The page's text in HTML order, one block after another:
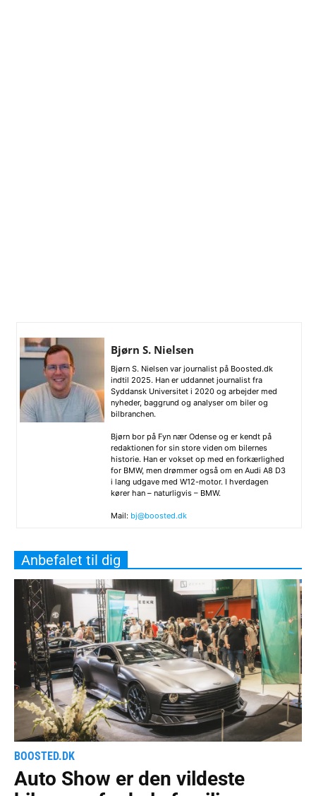
Bjørn S. Nielsen
Bjørn S. Nielsen var journalist på Boosted.dk
indtil 2025. Han er uddannet journalist fra
Syddansk Universitet i 2020 og arbejder med
nyheder, baggrund og analyser om biler og
bilbranchen.
Bjørn bor på Fyn nær Odense og er kendt på
redaktionen for sin store viden om bilernes
historie. Han er vokset op med en forkærlighed
for BMW, men drømmer også om en Audi A8 D3
i lang udgave med W12-motor. I hverdagen
kører han – naturligvis – BMW.
Mail: bj@boosted.dk